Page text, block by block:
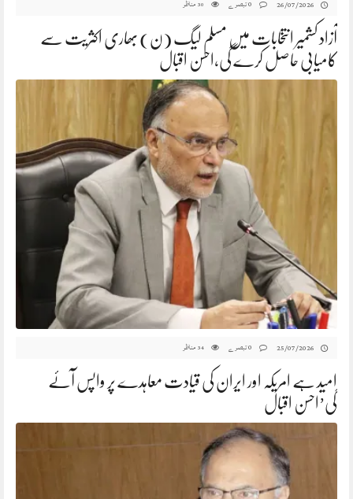
26/07/2026
30 مناظر
آزاد کشمیر انتخابات میں مسلم لیگ (ن) بھاری اکثریت سے
کامیابی حاصل کرے گی،احسن اقبال
25/07/2026
34 مناظر
امید ہے امریکہ اور ایران کی قیادت معاہدے پر واپس آئے
گی’احسن اقبال